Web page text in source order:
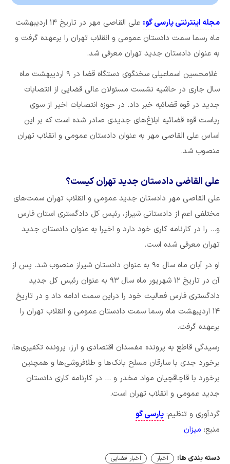
مجله اینترنتی پارسی گو:
علی القاصی مهر در تاریخ ۱۴ اردیبهشت
ماه رسما سمت دادستان عمومی و انقلاب تهران را برعهده گرفت و
به عنوان دادستان جدید تهران معرفی شد.
غلامحسین اسماعیلی سخنگوی دستگاه قضا در ۹ اردیبهشت ماه
سال جاری در حاشیه نشست مسئولان عالی قضایی از انتصابات
جدید در قوه قضائیه خبر داد. در حوزه انتصابات اخیر از سوی
ریاست قوه قضائیه ابلاغ‌های جدیدی صادر شده است که بر این
اساس علی القاصی مهر به عنوان دادستان عمومی و انقلاب تهران
منصوب شد.
علی القاضی دادستان جدید تهران کیست؟
علی القاصی مهر دادستان جدید عمومی و انقلاب تهران سمت‌های
مختلفی اعم از دادستانی شیراز، رئیس کل دادگستری استان فارس
و… را در کارنامه کاری خود دارد و اخیرا به عنوان دادستان جدید
تهران معرفی شده است.
او در آبان ماه سال ۹۰ به عنوان دادستان شیراز منصوب شد. پس از
آن در تاریخ ۱۲ شهریور ماه سال ۹۳ به عنوان رئیس کل جدید
دادگستری فارس فعالیت خود را دراین سمت ادامه داد و در تاریخ
۱۴ اردیبهشت ماه رسما سمت دادستان عمومی و انقلاب تهران را
برعهده گرفت.
رسیدگی قاطع به پرونده مفسدان اقتصادی و ارز، پرونده تکفیری‌ها،
برخورد جدی با سارقان مسلح بانک‌ها و طلافروشی‌ها و همچنین
برخورد با قاچاقچیان مواد مخدر و … در کارنامه کاری دادستان
جدید عمومی و انقلاب تهران است.
گردآوری و تنظیم: پارسی گو
منبع: میزان
دسته بندی ها: اخبار اخبار قضایی